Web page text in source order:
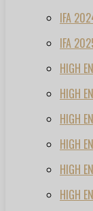
IFA
IFA
HIGH
HIGH
HIGH
HIGH
HIGH
HIGH